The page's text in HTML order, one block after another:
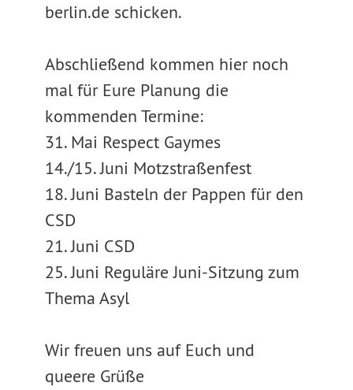
berlin.de schicken.
Abschließend kommen hier noch
mal für Eure Planung die
kommenden Termine:
31. Mai Respect Gaymes
14./15. Juni Motzstraßenfest
18. Juni Basteln der Pappen für den
CSD
21. Juni CSD
25. Juni Reguläre Juni-Sitzung zum
Thema Asyl
Wir freuen uns auf Euch und
queere Grüße